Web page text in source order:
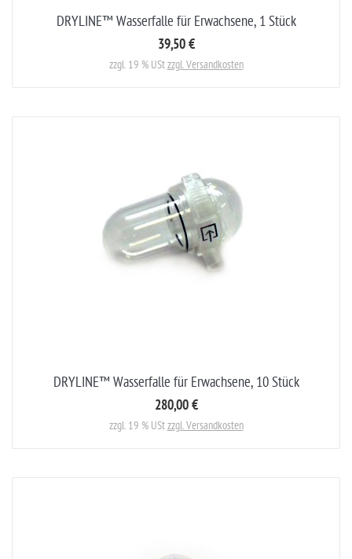
DRYLINE™ Wasserfalle für Erwachsene, 1 Stück
39,50 €
zzgl. 19 % UStzzgl. Versandkosten
DRYLINE™ Wasserfalle für Erwachsene, 10 Stück
280,00 €
zzgl. 19 % UStzzgl. Versandkosten